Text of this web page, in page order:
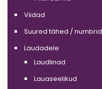
Viidad
Suured tähed / numbrid
Laudadele
Laudlinad
Lauaseelikud